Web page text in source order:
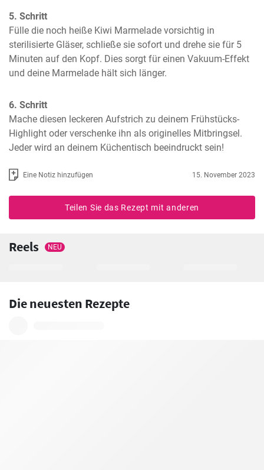
5. Schritt
Fülle die noch heiße Kiwi Marmelade vorsichtig in
sterilisierte Gläser, schließe sie sofort und drehe sie für 5
Minuten auf den Kopf. Dies sorgt für einen Vakuum-Effekt
und deine Marmelade hält sich länger.
6. Schritt
Mache diesen leckeren Aufstrich zu deinem Frühstücks-
Highlight oder verschenke ihn als originelles Mitbringsel.
Jeder wird an deinem Küchentisch beeindruckt sein!
Eine Notiz hinzufügen 15. November 2023
Teilen Sie das Rezept mit anderen
Reels NEU
Die neuesten Rezepte